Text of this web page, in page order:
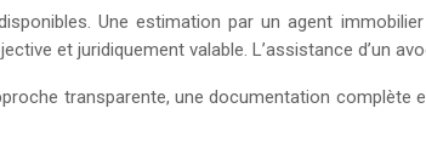
Une estimation par un agent
et juridiquement valable. L’assistance d’un
transparente, une documentation